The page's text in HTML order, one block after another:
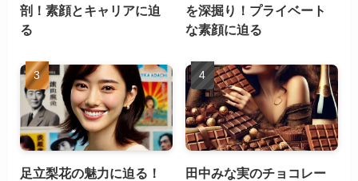
剖！素顔とキャリアに迫
る
を深掘り！プライベート
な素顔に迫る
足立梨花の魅力に迫る！
田中みな実のチョコレー